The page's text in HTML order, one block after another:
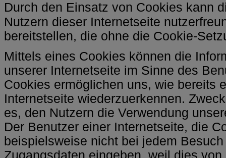
Durch den Einsatz von Cookies kann
Nutzern dieser Internetseite
bereitstellen, die ohne die Cookie-
Mittels eines Cookies können die
unserer Internetseite im Sinne des
Cookies ermöglichen uns, wie bereits
Internetseite wiederzuerkennen.
es, den Nutzern die Verwendung
Der Benutzer einer Internetseite, die
beispielsweise nicht bei jedem